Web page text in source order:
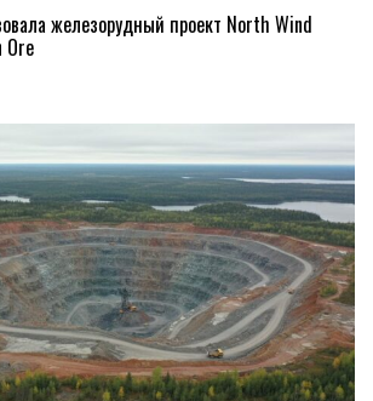
железорудный проект North Wind
Ore